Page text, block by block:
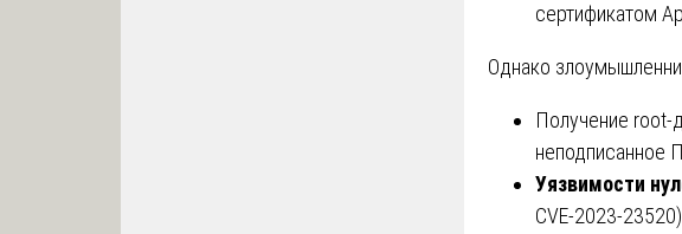
сертификатом
Однако
Получение root-
неподписанное
Уязвимости
CVE-2023-